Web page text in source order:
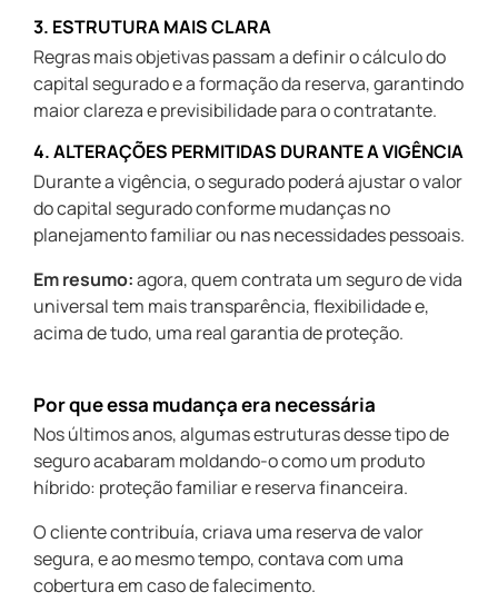
3. ESTRUTURA MAIS CLARA
Regras mais objetivas passam a definir o cálculo do
capital segurado e a formação da reserva, garantindo
maior clareza e previsibilidade para o contratante.
4. ALTERAÇÕES PERMITIDAS DURANTE A VIGÊNCIA
Durante a vigência, o segurado poderá ajustar o valor
do capital segurado conforme mudanças no
planejamento familiar ou nas necessidades pessoais.
Em resumo:agora, quem contrata um seguro de vida
universal tem mais transparência, flexibilidade e,
acima de tudo, uma real garantia de proteção.
por que essa mudança era necessária
Nos últimos anos, algumas estruturas desse tipo de
seguro acabaram moldando-o como um produto
híbrido: proteção familiar e reserva financeira.
O cliente contribuía, criava uma reserva de valor
segura, e ao mesmo tempo, contava com uma
cobertura em caso de falecimento.